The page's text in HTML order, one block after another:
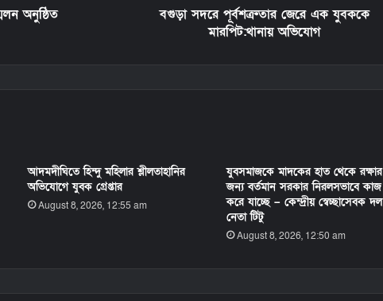
অনুষ্ঠিত
বগুড়া সদরে পূর্বশত্রুতার জেরে এক যুবককে
মারপিট:থানায় অভিযোগ
আদমদীঘিতে হিন্দু মহিলার শ্লীলতাহানির
অভিযোগে যুবক গ্রেপ্তার
August 8, 2026, 12:55 am
যুবসমাজকে মাদকের হাত থেকে রক্ষার
জন্য বর্তমান সরকার নিরলসভাবে কাজ
করে যাচ্ছে – কেন্দ্রীয় স্বেচ্ছাসেবক দল
নেতা টিটু
August 8, 2026, 12:50 am